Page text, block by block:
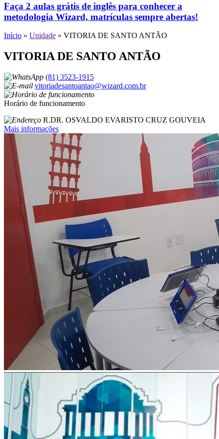
Faça 2 aulas grátis de inglês para conhecer a
metodologia Wizard, matrículas sempre abertas!
Início » Unidade » VITORIA DE SANTO ANTÃO
VITORIA DE SANTO ANTÃO
(81) 3523-1915
vitoriadesantoantao@wizard.com.br
Horário de funcionamento
R.DR. OSVALDO EVARISTO CRUZ GOUVEIA
Mais informações